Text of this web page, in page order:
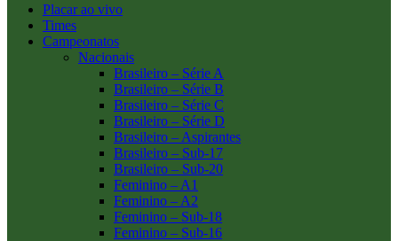
Placar ao vivo
Times
Campeonatos
Nacionais
Brasileiro – Série A
Brasileiro – Série B
Brasileiro – Série C
Brasileiro – Série D
Brasileiro – Aspirantes
Brasileiro – Sub-17
Brasileiro – Sub-20
Feminino – A1
Feminino – A2
Feminino – Sub-18
Feminino – Sub-16